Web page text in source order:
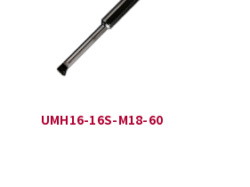
UMH16-16S-M18-60